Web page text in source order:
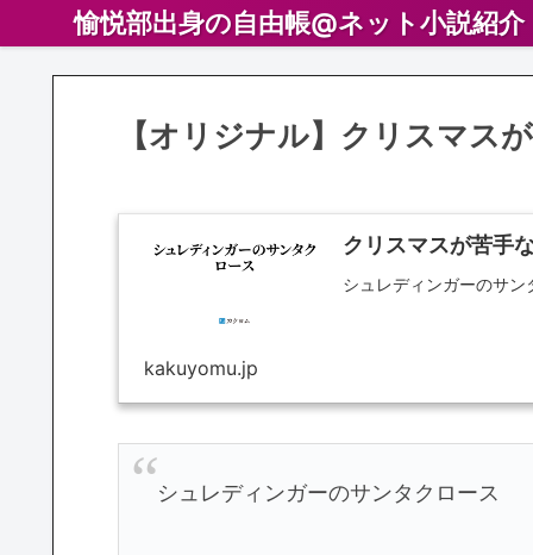
愉悦部出身の自由帳@ネット小説紹介
【オリジナル】クリスマス
クリスマスが苦手
シュレディンガーのサン
kakuyomu.jp
シュレディンガーのサンタクロース